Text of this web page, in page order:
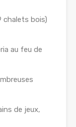
chalets bois)
au feu de
de jeux,